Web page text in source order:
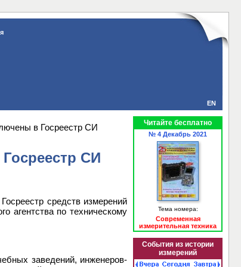
EN
в Госреестр СИ
СИ
средств измерений
агентства по техническому
заведений, инженеров-
Читайте бесплатно
№ 4 Декабрь 2021
Тема номера:
Современная
измерительная техника
События из истории
измерений